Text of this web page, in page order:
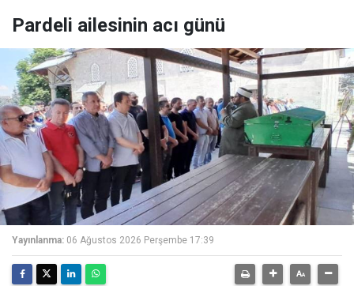
Pardeli ailesinin acı günü
Yayınlanma: 06 Ağustos 2026 Perşembe 17:39